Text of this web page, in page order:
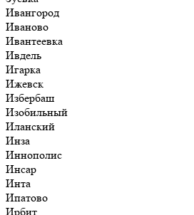
Ивангород
Иваново
Ивантеевка
Ивдель
Игарка
Ижевск
Избербаш
Изобильный
Иланский
Инза
Иннополис
Инсар
Инта
Ипатово
Ирбит